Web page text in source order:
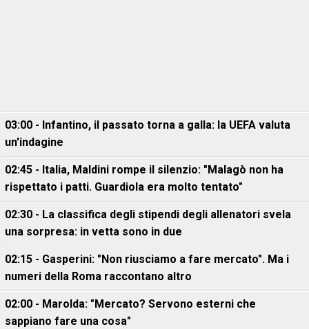
03:00 - Infantino, il passato torna a galla: la UEFA valuta
un'indagine
02:45 - Italia, Maldini rompe il silenzio: "Malagò non ha
rispettato i patti. Guardiola era molto tentato"
02:30 - La classifica degli stipendi degli allenatori svela
una sorpresa: in vetta sono in due
02:15 - Gasperini: "Non riusciamo a fare mercato". Ma i
numeri della Roma raccontano altro
02:00 - Marolda: "Mercato? Servono esterni che
sappiano fare una cosa"